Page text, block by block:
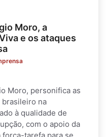
Moro, a
e os ataques
Moro, personifica as
na
à qualidade de
com o apoio da